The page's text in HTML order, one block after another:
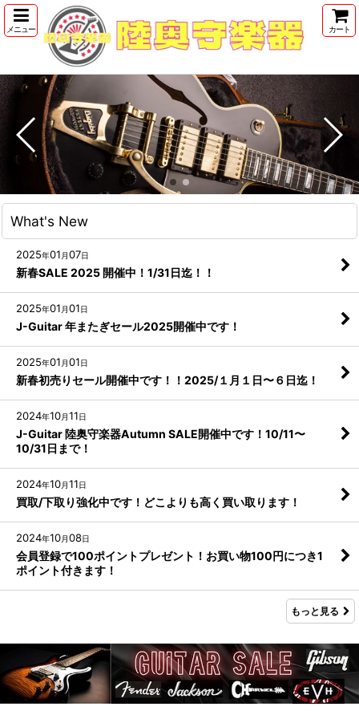
メニュー カート
What's New
2025年01 月07日
新春SALE 2025 開催中！1/31日迄！！
2025年01 月01日
J-Guitar 年またぎセール2025開催中です！
2025年01 月01日
新春初売りセール開催中です！！2025/１月１日〜６日迄！
2024年10月11日
J-Guitar 陸奥守楽器Autumn SALE開催中です！10/11〜
10/31日まで！
2024年10月11日
買取/下取り強化中です！どこよりも高く買い取ります！
2024年10月08日
会員登録で100ポイントプレゼント！お買い物100円につき1
ポイント付きます！
もっと見る